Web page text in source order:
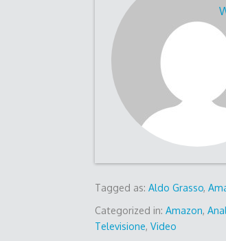
Tagged as:Aldo Grasso,
Categorized in:Amazon,
Televisione,Video